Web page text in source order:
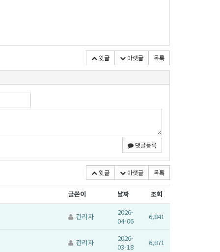
윗글 아랫글 목록
댓글등록
윗글 아랫글 목록
글쓴이 날짜 조회
관리자
2026-
04-06
6,841
관리자
2026-
03-18
6,871